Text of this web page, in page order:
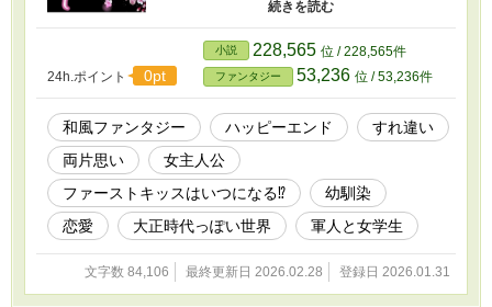
ない。 父の敵である魔物を討ちたい左久夜。大
久夜が知らない所で、宗右真の縁談が進み、左
久夜にもいわく付きの縁談が。そこから二人は
すれ違い、左久夜は毒牙にかかる。そして宗右
真が刀を突きつけるのは…… はたして左久夜は
父の敵を討てるのか？ 戦う女学生と軍人の、討
伐×ロマンスファンタジー。 ⚠＊印の話は視点が
宗右真になります。 ⚠ストックが尽きれば不定
期更新となります。 他のサイトでも公開中で
す。 ❀表紙は、sadistic様よりお借りしました
【参考・引用】 『花のことば辞典』 倉嶋厚監
修 宇田川眞人編著 講談社学術文庫
24h.ポイント 0pt
小説 228,565 位 / 228,565件
ファンタジー 53,236 位 / 53,236件
和風ファンタジー ハッピーエンド
すれ違い
両片思い
女主人公
ファーストキッスはいつになる⁉
幼馴染
恋愛
大正時代っぽい世界 軍人と女学生
文字数 84,106 最終更新日 2026.02.28 登録日 2026.01.31